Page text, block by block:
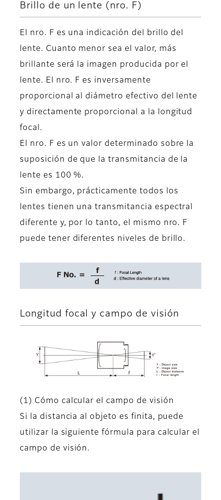
Brillo de un lente (nro. F)
El nro. F es una indicación del brillo del
lente. Cuanto menor sea el valor, más
brillante será la imagen producida por el
lente. El nro. F es inversamente
proporcional al diámetro efectivo del lente
y directamente proporcional a la longitud
focal.
El nro. F es un valor determinado sobre la
suposición de que la transmitancia de la
lente es 100 %.
Sin embargo, prácticamente todos los
lentes tienen una transmitancia espectral
diferente y, por lo tanto, el mismo nro. F
puede tener diferentes niveles de brillo.
Longitud focal y campo de visión
(1) Cómo calcular el campo de visión
Si la distancia al objeto es finita, puede
utilizar la siguiente fórmula para calcular el
campo de visión.